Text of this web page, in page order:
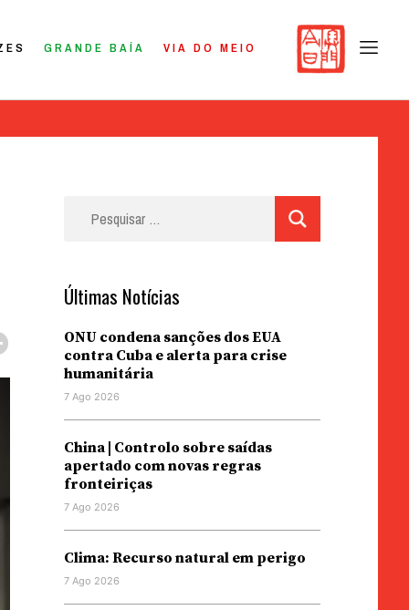
GRANDE BAÍA VIA DO MEIO
Últimas Notícias
ONU condena sanções dos EUA
contra Cuba e alerta para crise
humanitária
7 Ago 2026
China | Controlo sobre saídas
apertado com novas regras
fronteiriças
7 Ago 2026
Clima: Recurso natural em perigo
7 Ago 2026